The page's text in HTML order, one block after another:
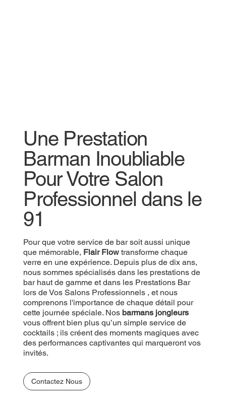
Une Prestation
Barman Inoubliable
Pour Votre Salon
Professionnel dans le
91
Pour que votre service de bar soit aussi unique
que mémorable, Flair Flowtransforme chaque
verre en une expérience. Depuis plus de dix ans,
nous sommes spécialisés dans les prestations de
bar haut de gamme et dans les Prestations Bar
lors de Vos Salons Professionnels , et nous
comprenons l'importance de chaque détail pour
cette journée spéciale. Nos barmans jongleurs
vous offrent bien plus qu’un simple service de
cocktails ; ils créent des moments magiques avec
des performances captivantes qui marqueront vos
invités.
Contactez Nous